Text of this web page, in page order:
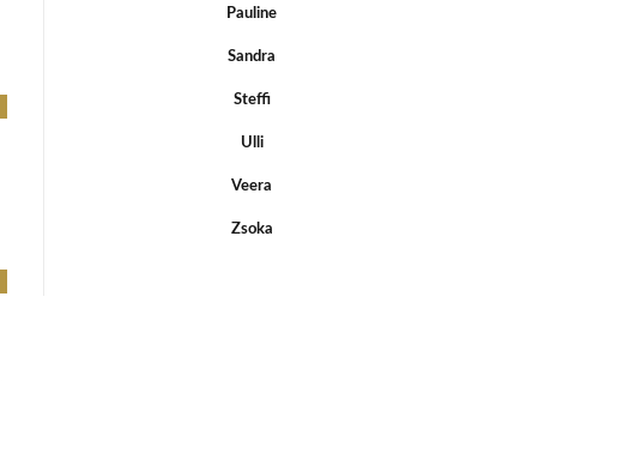
Pauline
Sandra
Steffi
Ulli
Veera
Zsoka